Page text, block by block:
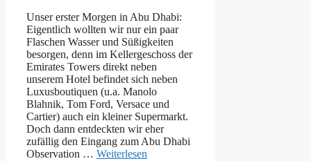
Unser erster Morgen in Abu Dhabi:
Eigentlich wollten wir nur ein paar
Flaschen Wasser und Süßigkeiten
besorgen, denn im Kellergeschoss der
Emirates Towers direkt neben
unserem Hotel befindet sich neben
Luxusboutiquen (u.a. Manolo
Blahnik, Tom Ford, Versace und
Cartier) auch ein kleiner Supermarkt.
Doch dann entdeckten wir eher
zufällig den Eingang zum Abu Dhabi
Observation … Weiterlesen